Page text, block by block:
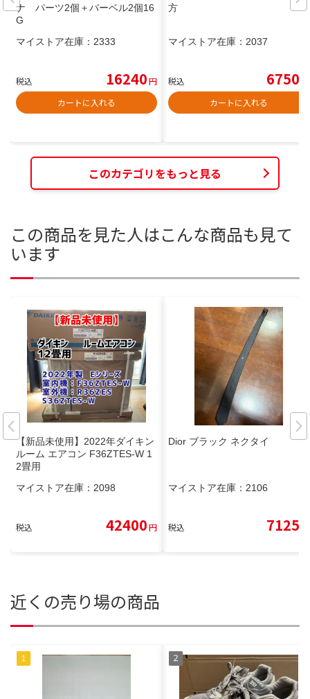
ナ パーツ2個＋バーベル2個16
G
マイストア在庫： 2333
税込 16240円
カートに入れる
方
マイストア在庫： 2037
税込 6750
カートに入れる
このカテゴリをもっと見る
この商品を見た人はこんな商品も見て
います
【新品未使用】2022年ダイキン
ルーム エアコン F36ZTES-W 1
2畳用
マイストア在庫： 2098
税込 42400円
Dior ブラック ネクタイ
マイストア在庫： 2106
税込 7125
近くの売り場の商品